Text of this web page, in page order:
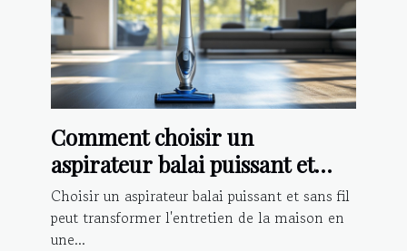
Comment choisir un
aspirateur balai puissant et
sans fil ?
Choisir un aspirateur balai puissant et sans fil
peut transformer l'entretien de la maison en
une...